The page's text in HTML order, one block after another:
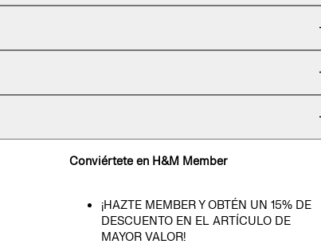
Conviértete en H&M Member
¡HAZTE MEMBER Y OBTÉN UN 15% DE
DESCUENTO EN EL ARTÍCULO DE
MAYOR VALOR!